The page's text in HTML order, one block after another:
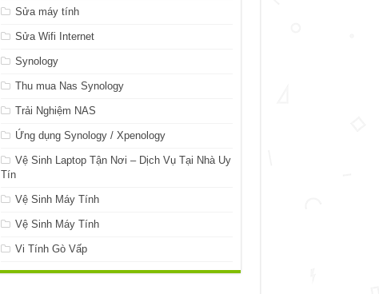
Sửa máy tính
Sửa Wifi Internet
Synology
Thu mua Nas Synology
Trải Nghiệm NAS
Ứng dụng Synology / Xpenology
Vệ Sinh Laptop Tận Nơi – Dịch Vụ Tại Nhà Uy
Tín
Vệ Sinh Máy Tính
Vệ Sinh Máy Tính
Vi Tính Gò Vấp